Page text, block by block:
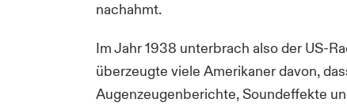
nachahmt.
Im Jahr 1938 unterbrach also der US-
überzeugte viele Amerikaner davon,
Augenzeugenberichte, Soundeffekte